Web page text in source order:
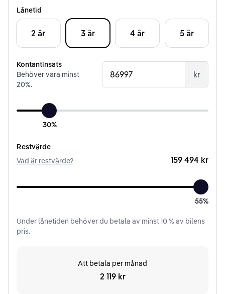
Lånetid
2 år 3 år 4 år 5 år
Kontantinsats
Behöver vara minst
20%.
kr
30%
Restvärde
Vad är restvärde?
159 494 kr
55%
Under lånetiden behöver du betala av minst10% av bilens
pris.
Att betala per månad
2 119 kr